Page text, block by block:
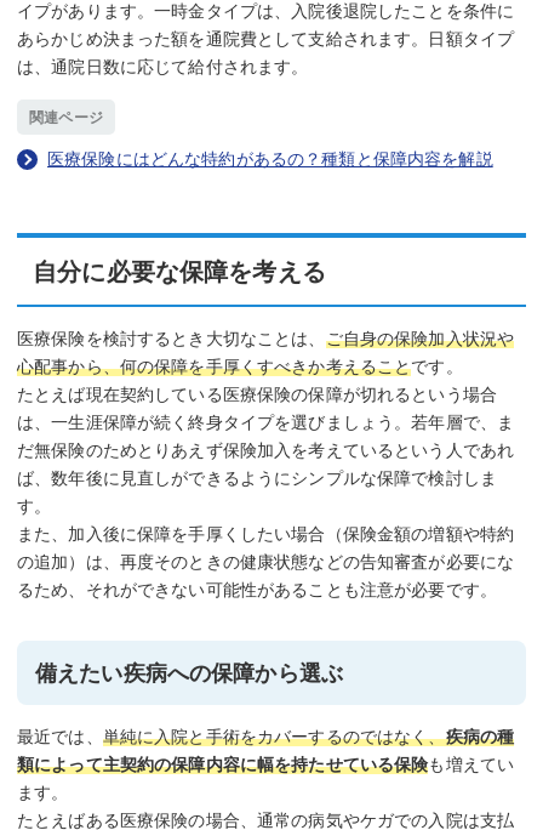
イプがあります。一時金タイプは、入院後退院したことを条件に
あらかじめ決まった額を通院費として支給されます。日額タイプ
は、通院日数に応じて給付されます。
関連ページ
医療保険にはどんな特約があるの？種類と保障内容を解説
自分に必要な保障を考える
医療保険を検討するとき大切なことは、 ご自身の保険加入状況や
心配事から、何の保障を手厚くすべきか考えることです。
たとえば現在契約している医療保険の保障が切れるという場合
は、一生涯保障が続く終身タイプを選びましょう。若年層で、ま
だ無保険のためとりあえず保険加入を考えているという人であれ
ば、数年後に見直しができるようにシンプルな保障で検討しま
す。
また、加入後に保障を手厚くしたい場合（保険金額の増額や特約
の追加）は、再度そのときの健康状態などの告知審査が必要にな
るため、それができない可能性があることも注意が必要です。
備えたい疾病への保障から選ぶ
最近では、 単純に入院と手術をカバーするのではなく、疾病の種
類によって主契約の保障内容に幅を持たせている保険も増えてい
ます。
たとえばある医療保険の場合、通常の病気やケガでの入院は支払